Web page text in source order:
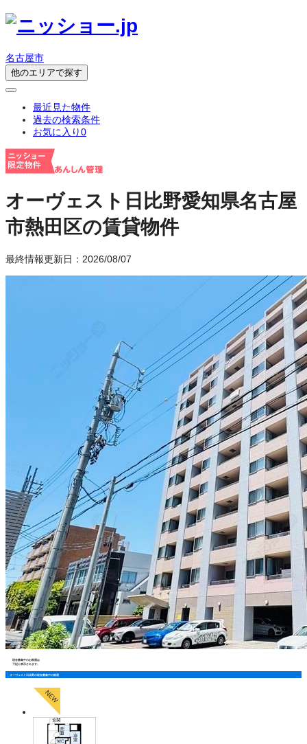
名古屋市
他のエリアで探す
最近見た物件
過去の検索条件
お気に入り0
オーヴェスト日比野愛知県名古屋
市熱田区の賃貸物件
最終情報更新日：2026/08/07
現在募集中のお部屋は
下記に表示されます。
オーヴェスト日比野の現在募集中の部屋